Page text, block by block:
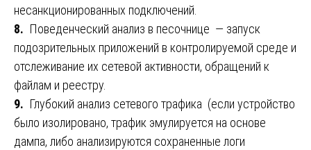
несанкционированных подключений.
8. Поведенческий анализ в песочнице — запуск
подозрительных приложений в контролируемой среде и
отслеживание их сетевой активности, обращений к
файлам и реестру.
9. Глубокий анализ сетевого трафика (если устройство
было изолировано, трафик эмулируется на основе
дампа, либо анализируются сохраненные логи